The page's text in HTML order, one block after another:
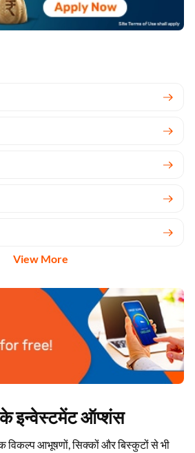
View More
इन्वेस्टमेंट ऑप्शंस
विकल्प आभूषणों, सिक्कों और बिस्कुटों से भी